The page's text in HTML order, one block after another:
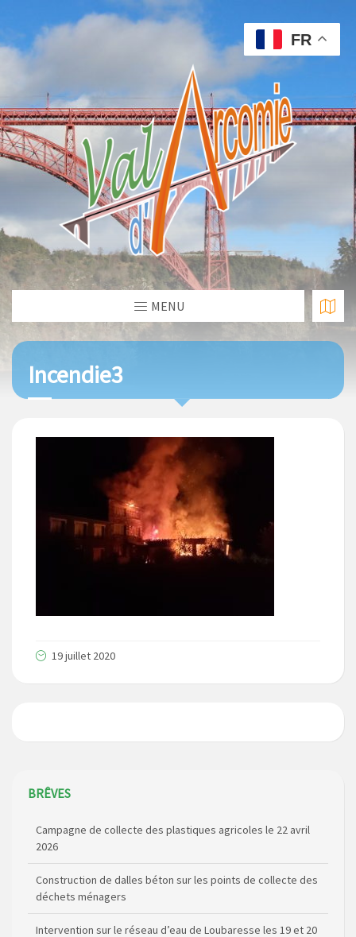
MENU
Incendie3
19 juillet 2020
BRÊVES
Campagne de collecte des plastiques agricoles le 22 avril
2026
Construction de dalles béton sur les points de collecte des
déchets ménagers
Intervention sur le réseau d’eau de Loubaresse les 19 et 20
FR